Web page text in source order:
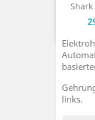
Shark
links.